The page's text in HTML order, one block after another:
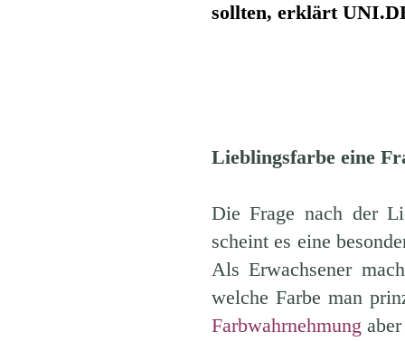
sollten, erklärt
Lieblingsfarbe eine
Die Frage nach der
scheint es eine
Als Erwachsener
welche Farbe man
Farbwahrnehmung